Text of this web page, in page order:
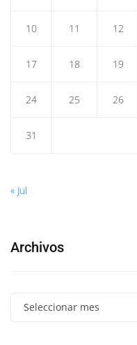
10 11 12
17 18 19
24 25 26
31
« Jul
Archivos
Seleccionar mes